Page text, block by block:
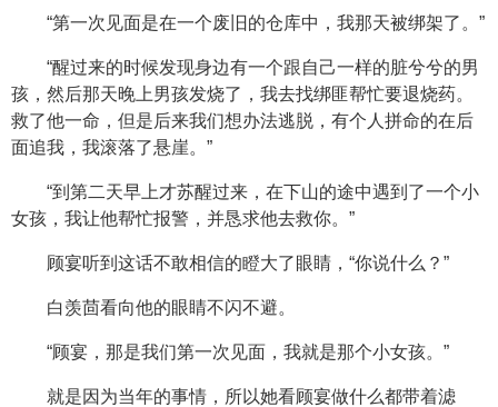
“第一次见面是在一个废旧的仓库中，我那天被绑架了。”
“醒过来的时候发现身边有一个跟自己一样的脏兮兮的男
孩，然后那天晚上男孩发烧了，我去找绑匪帮忙要退烧药。
救了他一命，但是后来我们想办法逃脱，有个人拼命的在后
面追我，我滚落了悬崖。”
“到第二天早上才苏醒过来，在下山的途中遇到了一个小
女孩，我让他帮忙报警，并恳求他去救你。”
顾宴听到这话不敢相信的瞪大了眼睛，“你说什么？”
白羡茴看向他的眼睛不闪不避。
“顾宴，那是我们第一次见面，我就是那个小女孩。”
就是因为当年的事情，所以她看顾宴做什么都带着滤